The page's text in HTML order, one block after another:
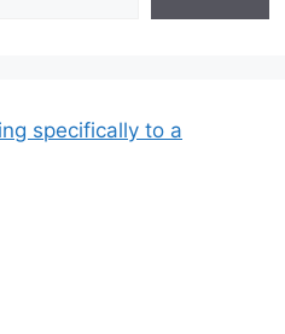
specifically to a